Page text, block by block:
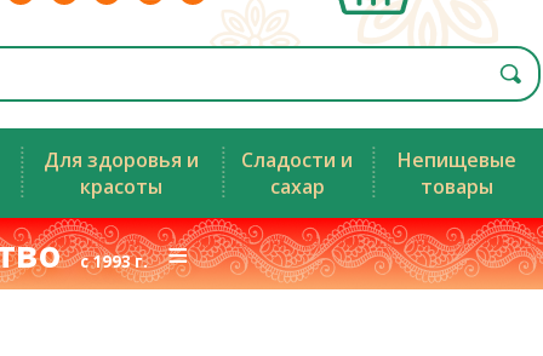
Для здоровья и
красоты
Сладости и
сахар
Непищевые
товары
с 1993 г.≡